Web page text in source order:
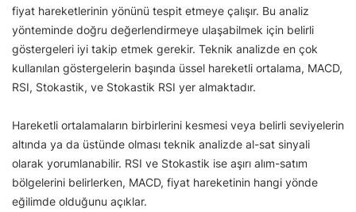
fiyat hareketlerinin yönünü tespit etmeye çalışır. Bu analiz
yönteminde doğru değerlendirmeye ulaşabilmek için belirli
göstergeleri iyi takip etmek gerekir. Teknik analizde en çok
kullanılan göstergelerin başında üssel hareketli ortalama, MACD,
RSI, Stokastik, ve Stokastik RSI yer almaktadır.
Hareketli ortalamaların birbirlerini kesmesi veya belirli seviyelerin
altında ya da üstünde olması teknik analizde al-sat sinyali
olarak yorumlanabilir. RSI ve Stokastik ise aşırı alım-satım
bölgelerini belirlerken, MACD, fiyat hareketinin hangi yönde
eğilimde olduğunu açıklar.